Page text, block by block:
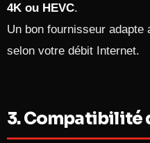
4K ou HEVC.
Un bon fournisseur adapte
selon votre débit Internet.
3. Compatibilité